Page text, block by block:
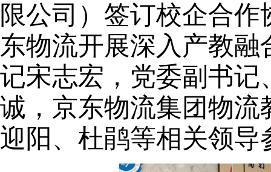
限公司）签订校企合作
东物流开展深入产教融
记宋志宏，党委副书
诚，京东物流集团物
迎阳 、 杜鹃等相关领导